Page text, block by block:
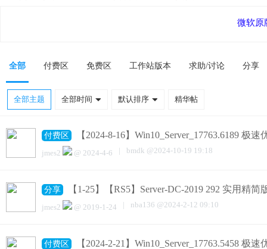
微软原
全部 付费区 免费区 工作站版本 求助/讨论 分享
全部主题 全部时间 默认排序 精华帖
付费区 【2024-8-16】Win10_Server_17763.6189 极速
jmes2 @ 2024-4-6 | bmdk @2024-10-19 19:18
分享 【1-25】【RS5】Server-DC-2019 292 实用精简
jmes2 @ 2019-1-24 | nba136 @2024-2-12 09:10
付费区 【2024-2-21】Win10_Server_17763.5458 极速